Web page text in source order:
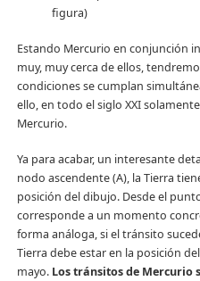
figura)
Estando Mercurio en conjunción
muy, muy cerca de ellos,
condiciones se cumplan
ello, en todo el siglo XXI
Mercurio.
Ya para acabar, un interesante
nodo ascendente (A), la Tierra
posición del dibujo. Desde el
corresponde a un momento
forma análoga, si el tránsito
Tierra debe estar en la posición
mayo.Los tránsitos de Mercurio